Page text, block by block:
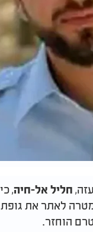
חליל אל-חיה,
לאתר את
הוחזר.